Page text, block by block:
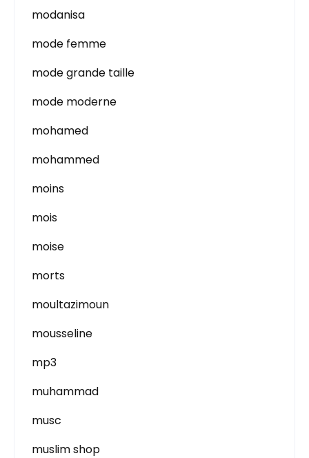
modanisa
mode femme
mode grande taille
mode moderne
mohamed
mohammed
moins
mois
moise
morts
moultazimoun
mousseline
mp3
muhammad
musc
muslim shop